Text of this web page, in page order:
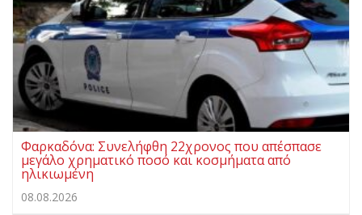
Φαρκαδόνα: Συνελήφθη 22χρονος που απέσπασε
μεγάλο χρηματικό ποσό και κοσμήματα από
ηλικιωμένη
08.08.2026